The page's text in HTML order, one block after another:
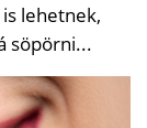
lehetnek,
söpörni...